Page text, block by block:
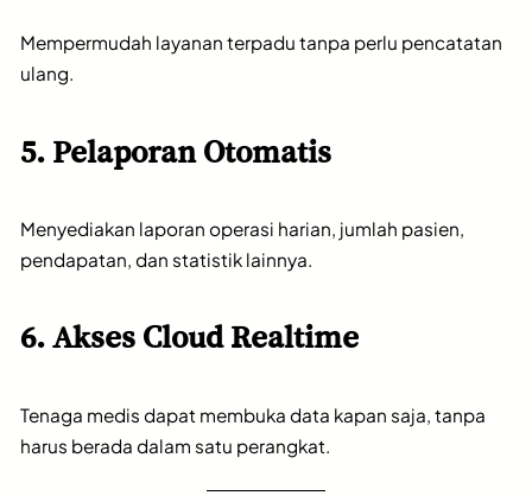
Mempermudah layanan terpadu tanpa perlu pencatatan
ulang.
5. Pelaporan Otomatis
Menyediakan laporan operasi harian, jumlah pasien,
pendapatan, dan statistik lainnya.
6. Akses Cloud Realtime
Tenaga medis dapat membuka data kapan saja, tanpa
harus berada dalam satu perangkat.